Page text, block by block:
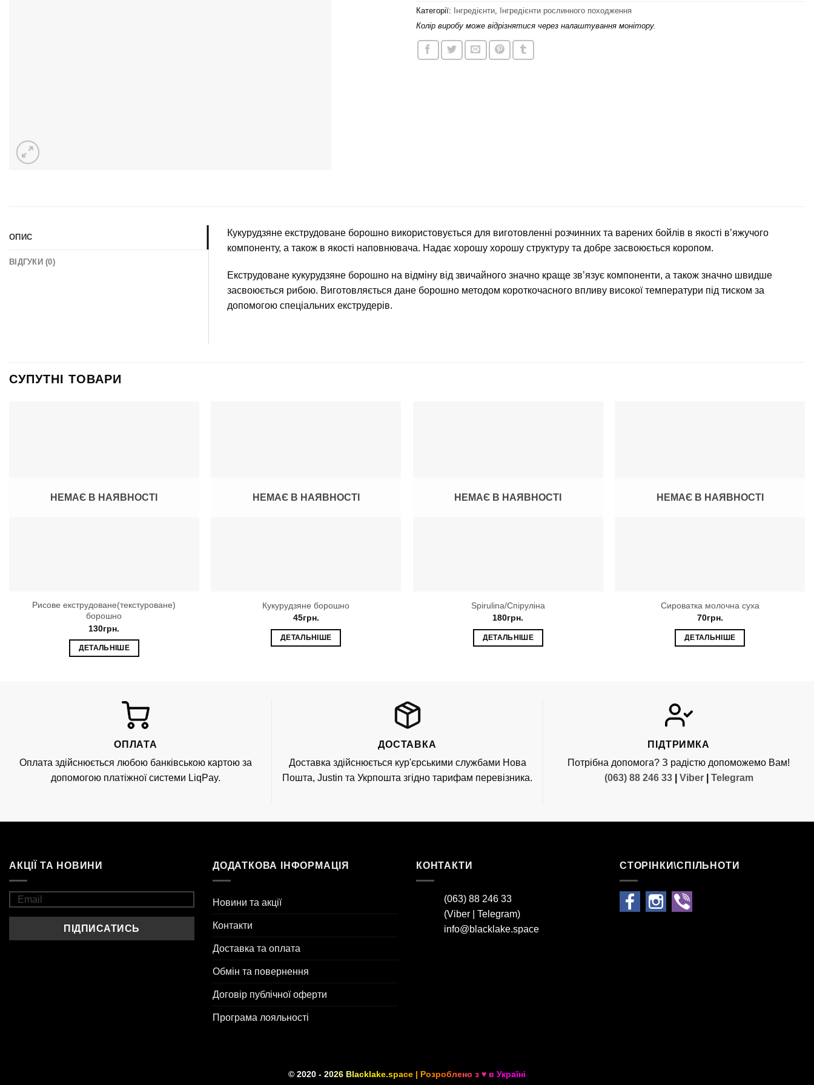
Категорії: Інгредієнти
Інгредієнти рослинного походження
Колір виробу може відрізнятися через налаштування монітору.
ОПИС
ВІДГУКИ (0)
Кукурудзяне екструдоване борошно використовується для виготовленні розчинних та варених бойлів в якості в’яжучого
компоненту, а також в якості наповнювача. Надає хорошу хорошу структуру та добре засвоюється коропом.
Eкструдоване кукурудзяне борошно на відміну від звичайного значно краще зв’язує компоненти, а також значно швидше
засвоюється рибою. Виготовляється дане борошно методом короткочасного впливу високої температури під тиском за
допомогою спеціальних екструдерів.
СУПУТНІ ТОВАРИ
НЕМАЄ В НАЯВНОСТІ
Рисове екструдоване(текстуроване)
борошно
130грн.
ДЕТАЛЬНІШЕ
НЕМАЄ В НАЯВНОСТІ
Кукурудзяне борошно
45грн.
ДЕТАЛЬНІШЕ
НЕМАЄ В НАЯВНОСТІ
Spirulina/Спіруліна
180грн.
ДЕТАЛЬНІШЕ
НЕМАЄ В НАЯВНОСТІ
Сироватка молочна суха
70грн.
ДЕТАЛЬНІШЕ
ОПЛАТА
Оплата здійснюється любою банківською картою за
допомогою платіжної системи LiqPay.
ДОСТАВКА
Доставка здійснюється кур'єрськими службами Нова
Пошта, Justin та Укрпошта згідно тарифам перевізника.
ПІДТРИМКА
Потрібна допомога? З радістю допоможемо Вам!
(063) 88 246 33| Viber| Telegram
АКЦІЇ ТА НОВИНИ ДОДАТКОВА ІНФОРМАЦІЯ
Новини та акції
Контакти
Доставка та оплата
Обмін та повернення
Договір публічної оферти
Програма лояльності
КОНТАКТИ
(063) 88 246 33
(Viber Telegram)
info@blacklake.space
СТОРІНКИ\СПІЛЬНОТИ
© 2020 - 2026 Blacklake.space | Розроблено з ♥ в Україні